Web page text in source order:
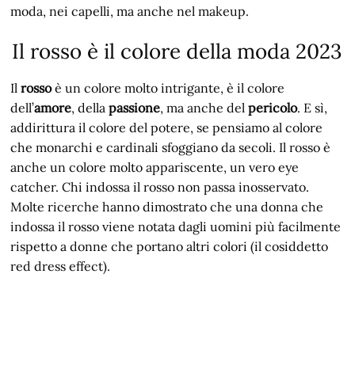
moda, nei capelli, ma anche nel makeup.
Il rosso è il colore della moda 2023
Ilrossoè un colore molto intrigante, è il colore
dell’amore, dellapassione, ma anche delpericolo. E sì,
addirittura il colore del potere, se pensiamo al colore
che monarchi e cardinali sfoggiano da secoli. Il rosso è
anche un colore molto appariscente, un vero eye
catcher. Chi indossa il rosso non passa inosservato.
Molte ricerche hanno dimostrato che una donna che
indossa il rosso viene notata dagli uomini più facilmente
rispetto a donne che portano altri colori (il cosiddetto
red dress effect).